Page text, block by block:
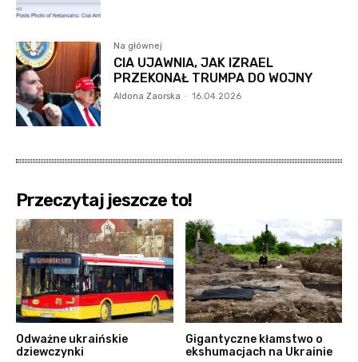
Na głównej
CIA UJAWNIA, JAK IZRAEL
PRZEKONAŁ TRUMPA DO WOJNY
Aldona Zaorska - 16.04.2026
Przeczytaj jeszcze to!
Odważne ukraińskie
dziewczynki
Gigantyczne kłamstwo o
ekshumacjach na Ukrainie